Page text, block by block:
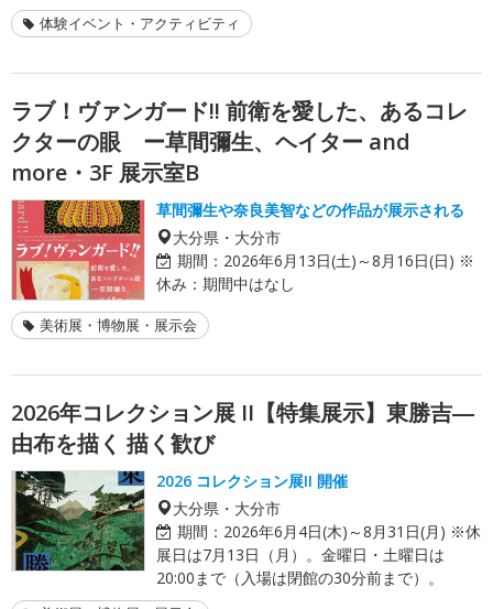
体験イベント・アクティビティ
ラブ！ヴァンガード!! 前衛を愛した、あるコレ
クターの眼 ー草間彌生、ヘイター and
more・3F 展示室B
草間彌生や奈良美智などの作品が展示される
大分県・大分市
期間： 2026年6月13日(土)～8月16日(日) ※
休み：期間中はなし
美術展・博物展・展示会
2026年コレクション展 II【特集展示】東勝吉―
由布を描く 描く歓び
2026 コレクション展II 開催
大分県・大分市
期間： 2026年6月4日(木)～8月31日(月) ※休
展日は7月13日（月）。金曜日・土曜日は
20:00まで（入場は閉館の30分前まで）。